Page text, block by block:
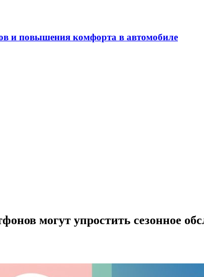
внутреннего сгорания
могут упростить сезонное